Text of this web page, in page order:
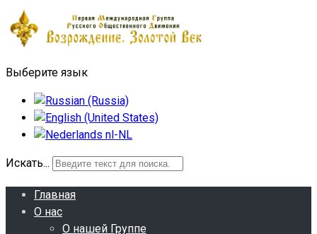
Выберите язык
Искать...
Главная
О нас
О нашей Группе